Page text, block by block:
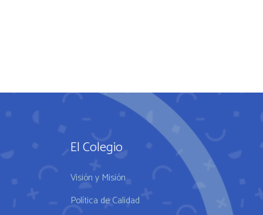
El Colegio
Visión y Misión
Política de Calidad